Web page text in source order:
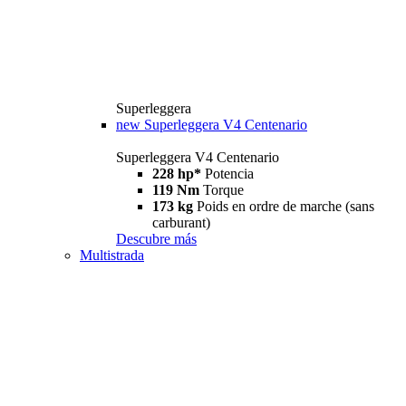
Superleggera
new Superleggera V4 Centenario
Superleggera V4 Centenario
228 hp* Potencia
119 Nm Torque
173 kg Poids en ordre de marche (sans
carburant)
Descubre más
Multistrada